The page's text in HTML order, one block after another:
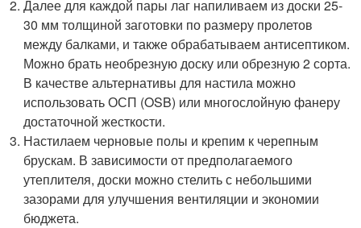
Далее для каждой пары лаг напиливаем из доски 25-
30 мм толщиной заготовки по размеру пролетов
между балками, и также обрабатываем антисептиком.
Можно брать необрезную доску или обрезную 2 сорта.
В качестве альтернативы для настила можно
использовать ОСП (OSB) или многослойную фанеру
достаточной жесткости.
Настилаем черновые полы и крепим к черепным
брускам. В зависимости от предполагаемого
утеплителя, доски можно стелить с небольшими
зазорами для улучшения вентиляции и экономии
бюджета.